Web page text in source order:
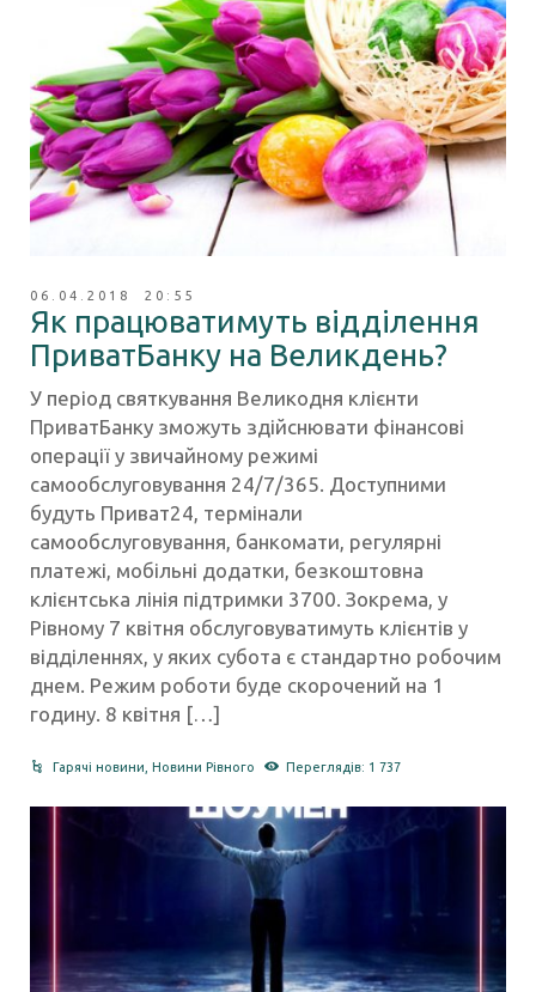
06.04.2018 20:55
Як працюватимуть відділення
ПриватБанку на Великдень?
У період святкування Великодня клієнти
ПриватБанку зможуть здійснювати фінансові
операції у звичайному режимі
самообслуговування 24/7/365. Доступними
будуть Приват24, термінали
самообслуговування, банкомати, регулярні
платежі, мобільні додатки, безкоштовна
клієнтська лінія підтримки 3700. Зокрема, у
Рівному 7 квітня обслуговуватимуть клієнтів у
відділеннях, у яких субота є стандартно робочим
днем. Режим роботи буде скорочений на 1
годину. 8 квітня […]
Гарячі новини, Новини Рівного Переглядів: 1 737